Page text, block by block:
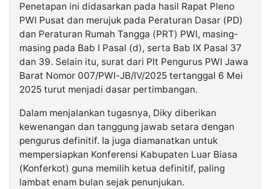
Penetapan ini didasarkan pada hasil Rapat Pleno
PWI Pusat dan merujuk pada Peraturan Dasar (PD)
dan Peraturan Rumah Tangga (PRT) PWI, masing-
masing pada Bab I Pasal (d), serta Bab IX Pasal 37
dan 39. Selain itu, surat dari Plt Pengurus PWI Jawa
Barat Nomor 007/PWI-JB/IV/2025 tertanggal 6 Mei
2025 turut menjadi dasar pertimbangan.
Dalam menjalankan tugasnya, Diky diberikan
kewenangan dan tanggung jawab setara dengan
pengurus definitif. Ia juga diamanatkan untuk
mempersiapkan Konferensi Kabupaten Luar Biasa
(Konferkot) guna memilih ketua definitif, paling
lambat enam bulan sejak penunjukan.